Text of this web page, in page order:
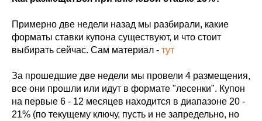
Примерно две недели назад мы разбирали, какие
форматы ставки купона существуют, и что стоит
выбирать сейчас. Сам материал - тут
За прошедшие две недели мы провели 4 размещения,
все они прошли или идут в формате "лесенки". Купон
на первые 6 - 12 месяцев находится в диапазоне 20 -
21% (по текущему ключу, пусть и не запредельно, но